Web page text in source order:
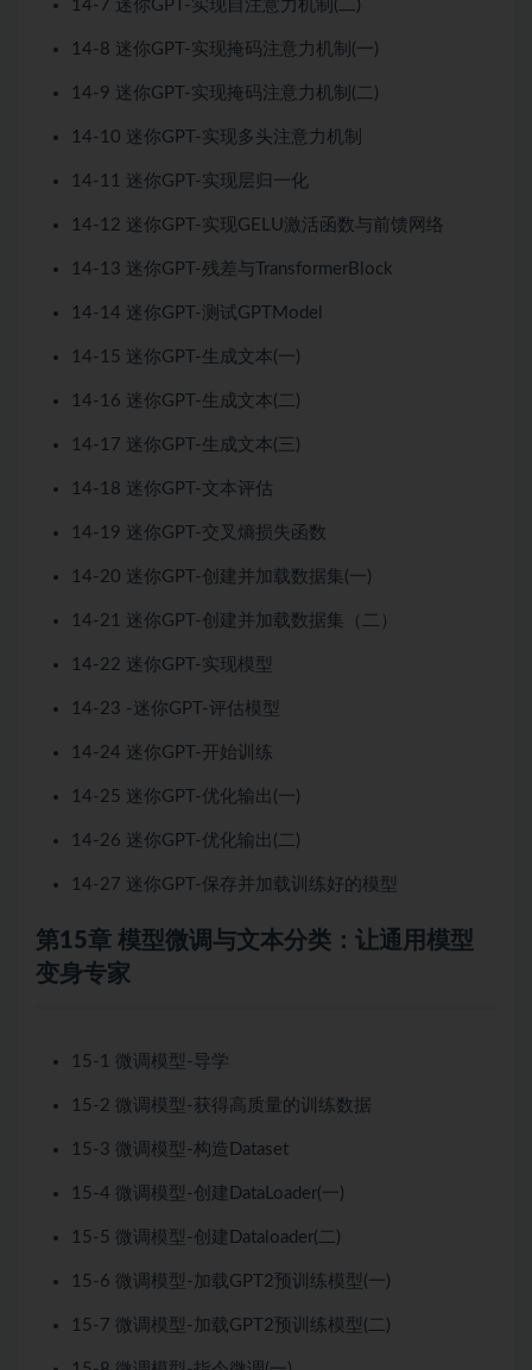
14-7 迷你GPT-实现自注意力机制(二)
14-8 迷你GPT-实现掩码注意力机制(一)
14-9 迷你GPT-实现掩码注意力机制(二)
14-10 迷你GPT-实现多头注意力机制
14-11 迷你GPT-实现层归一化
14-12 迷你GPT-实现GELU激活函数与前馈网络
14-13 迷你GPT-残差与TransformerBlock
14-14 迷你GPT-测试GPTModel
14-15 迷你GPT-生成文本(一)
14-16 迷你GPT-生成文本(二)
14-17 迷你GPT-生成文本(三)
14-18 迷你GPT-文本评估
14-19 迷你GPT-交叉熵损失函数
14-20 迷你GPT-创建并加载数据集(一)
14-21 迷你GPT-创建并加载数据集（二）
14-22 迷你GPT-实现模型
14-23 -迷你GPT-评估模型
14-24 迷你GPT-开始训练
14-25 迷你GPT-优化输出(一)
14-26 迷你GPT-优化输出(二)
14-27 迷你GPT-保存并加载训练好的模型
第15章 模型微调与文本分类：让通用模型
变身专家
15-1 微调模型-导学
15-2 微调模型-获得高质量的训练数据
15-3 微调模型-构造Dataset
15-4 微调模型-创建DataLoader(一)
15-5 微调模型-创建Dataloader(二)
15-6 微调模型-加载GPT2预训练模型(一)
15-7 微调模型-加载GPT2预训练模型(二)